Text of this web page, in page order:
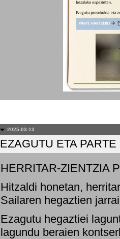
2025-03-13
EZAGUTU ETA
HERRITAR-ZIENTZIA
Hitzaldi honetan,
Sailaren hegaztien
Ezagutu hegaztiei
lagundu beraien